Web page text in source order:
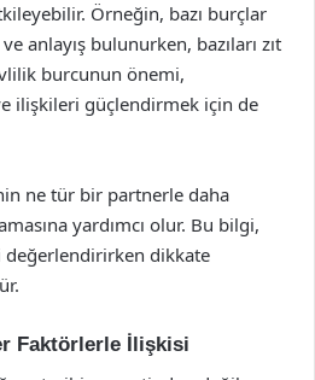
Örneğin, bazı burçlar
anlayış bulunurken, bazıları zıt
burcunun önemi,
ilişkileri güçlendirmek için de
ne tür bir partnerle daha
yardımcı olur. Bu bilgi,
dikkate
Faktörlerle İlişkisi